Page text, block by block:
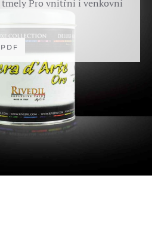
tmely Pro vnitřní i venkovní